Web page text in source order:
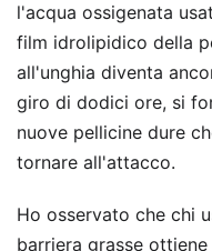
l'acqua ossigenata
film idrolipidico della
all'unghia diventa
giro di dodici ore, si
nuove pellicine dure
tornare all'attacco.
Ho osservato che chi
barriera grasse